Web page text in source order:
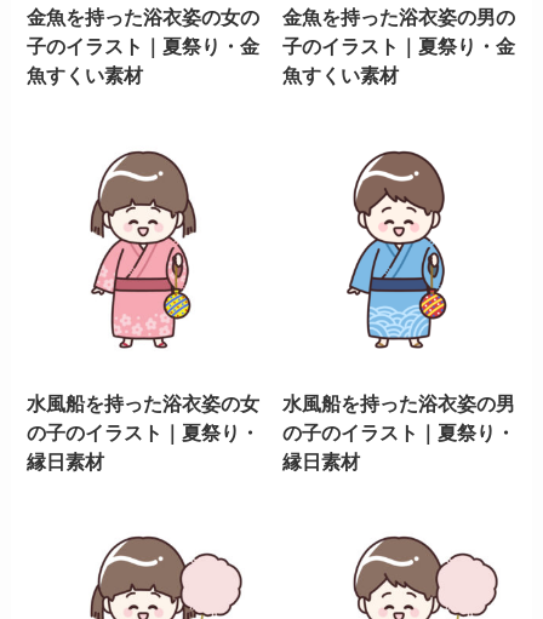
金魚を持った浴衣姿の女の
子のイラスト｜夏祭り・金
魚すくい素材
金魚を持った浴衣姿の男の
子のイラスト｜夏祭り・金
魚すくい素材
水風船を持った浴衣姿の女
の子のイラスト｜夏祭り・
縁日素材
水風船を持った浴衣姿の男
の子のイラスト｜夏祭り・
縁日素材